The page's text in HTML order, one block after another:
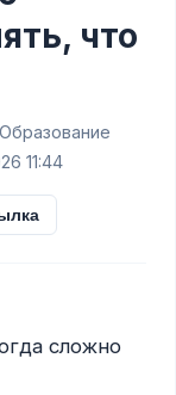
что
Образование
11:44